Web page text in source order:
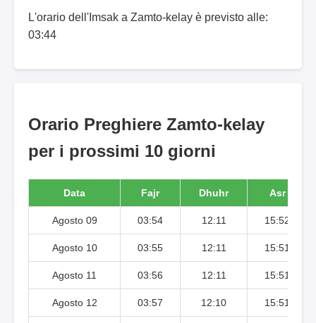
L'orario dell'Imsak a Zamto-kelay è previsto alle:
03:44
Orario Preghiere Zamto-kelay
per i prossimi 10 giorni
Data Fajr Dhuhr Asr
Agosto 09 03:54 12:11 15:52
Agosto 10 03:55 12:11 15:51
Agosto 11 03:56 12:11 15:51
Agosto 12 03:57 12:10 15:51